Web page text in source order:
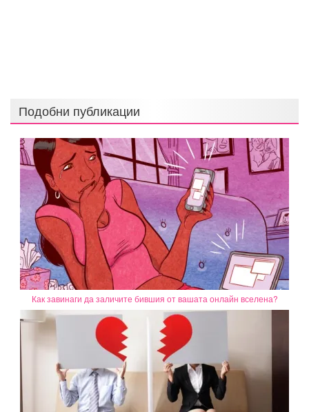
Подобни публикации
Как завинаги да заличите бившия от вашата онлайн вселена?